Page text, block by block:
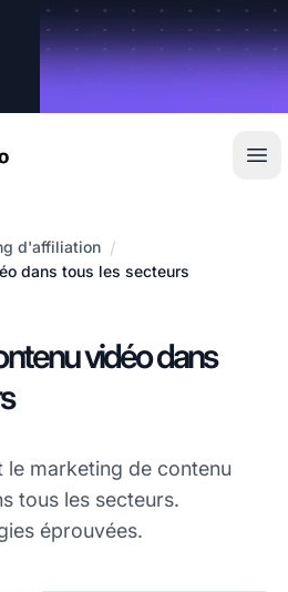
d'affiliation /
dans tous les secteurs
vidéo dans
marketing de contenu
tous les secteurs.
éprouvées.